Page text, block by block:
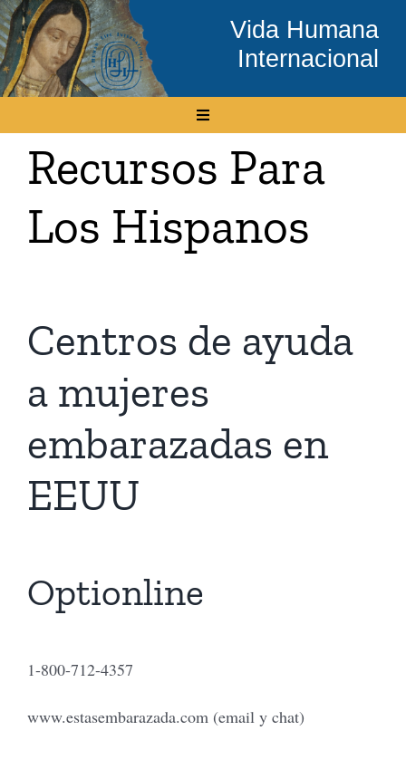
Skip
to
content
Vida Humana
Internacional
Toggle
Inicio
Conócenos
Boletín Electrónico
Media
Tienda Virtual
Cómo Donar
Recursos Para
Los Hispanos
Centros de ayuda
a mujeres
embarazadas en
EEUU
Optionline
1-800-712-4357
www.estasembarazada.com (email y chat)